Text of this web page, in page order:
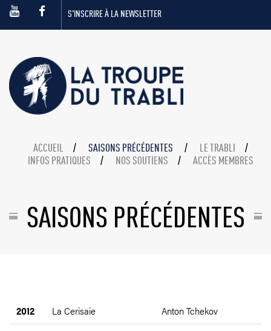
S'INSCRIRE À LA NEWSLETTER
ACCUEIL SAISONS PRÉCÉDENTES
LE TRABLI
INFOS PRATIQUES
NOS SOUTIENS ACCÈS MEMBRES
SAISONS PRÉCÉDENTES
2012 La Cerisaie
Anton Tchekov